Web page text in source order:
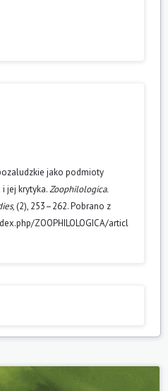
jako podmioty
jej krytyka.Zoophilologica.
, (2), 253–262. Pobrano z
ZOOPHILOLOGICA/articl